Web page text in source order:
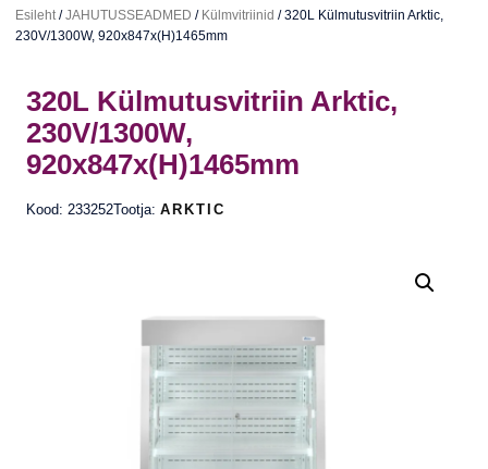
Esileht/JAHUTUSSEADMED / Külmvitriinid / 320L Külmutusvitriin Arktic,
230V/1300W, 920x847x(H)1465mm
320L Külmutusvitriin Arktic,
230V/1300W,
920x847x(H)1465mm
Kood: 233252Tootja: ARKTIC